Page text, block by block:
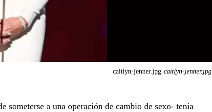
caitlyn-jenner.jpg caitlyn-jenner.jpg
someterse a una operación de cambio de sexo- tenía